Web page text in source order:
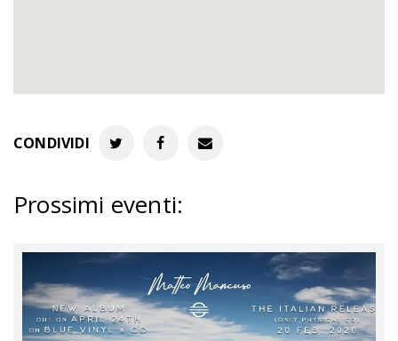
CONDIVIDI
Prossimi eventi: